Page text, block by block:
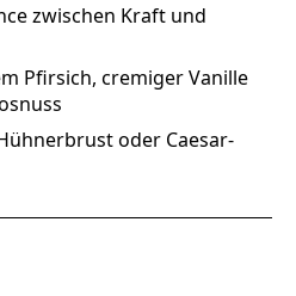
zwischen Kraft und
Pfirsich, cremiger Vanille
oder Caesar-